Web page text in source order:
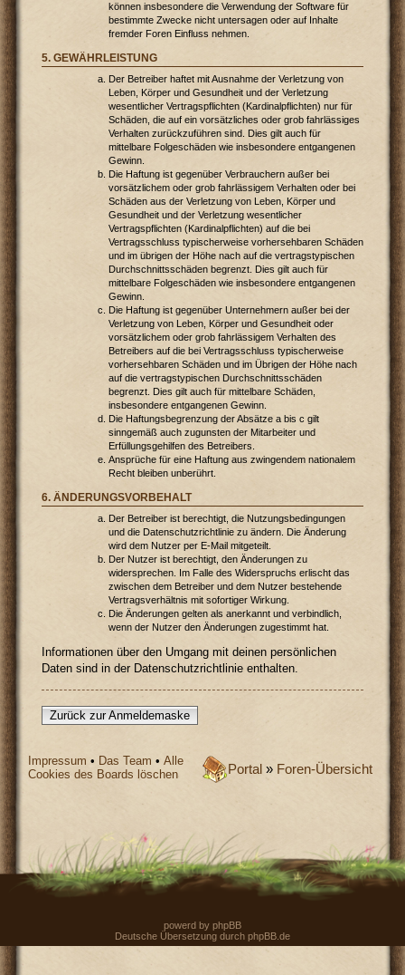
können insbesondere die Verwendung der Software für
bestimmte Zwecke nicht untersagen oder auf Inhalte
fremder Foren Einfluss nehmen.
5. GEWÄHRLEISTUNG
Der Betreiber haftet mit Ausnahme der Verletzung von
Leben, Körper und Gesundheit und der Verletzung
wesentlicher Vertragspflichten (Kardinalpflichten) nur für
Schäden, die auf ein vorsätzliches oder grob fahrlässiges
Verhalten zurückzuführen sind. Dies gilt auch für
mittelbare Folgeschäden wie insbesondere entgangenen
Gewinn.
Die Haftung ist gegenüber Verbrauchern außer bei
vorsätzlichem oder grob fahrlässigem Verhalten oder bei
Schäden aus der Verletzung von Leben, Körper und
Gesundheit und der Verletzung wesentlicher
Vertragspflichten (Kardinalpflichten) auf die bei
Vertragsschluss typischerweise vorhersehbaren Schäden
und im übrigen der Höhe nach auf die vertragstypischen
Durchschnittsschäden begrenzt. Dies gilt auch für
mittelbare Folgeschäden wie insbesondere entgangenen
Gewinn.
Die Haftung ist gegenüber Unternehmern außer bei der
Verletzung von Leben, Körper und Gesundheit oder
vorsätzlichem oder grob fahrlässigem Verhalten des
Betreibers auf die bei Vertragsschluss typischerweise
vorhersehbaren Schäden und im Übrigen der Höhe nach
auf die vertragstypischen Durchschnittsschäden
begrenzt. Dies gilt auch für mittelbare Schäden,
insbesondere entgangenen Gewinn.
Die Haftungsbegrenzung der Absätze a bis c gilt
sinngemäß auch zugunsten der Mitarbeiter und
Erfüllungsgehilfen des Betreibers.
Ansprüche für eine Haftung aus zwingendem nationalem
Recht bleiben unberührt.
6. ÄNDERUNGSVORBEHALT
Der Betreiber ist berechtigt, die Nutzungsbedingungen
und die Datenschutzrichtlinie zu ändern. Die Änderung
wird dem Nutzer per E-Mail mitgeteilt.
Der Nutzer ist berechtigt, den Änderungen zu
widersprechen. Im Falle des Widerspruchs erlischt das
zwischen dem Betreiber und dem Nutzer bestehende
Vertragsverhältnis mit sofortiger Wirkung.
Die Änderungen gelten als anerkannt und verbindlich,
wenn der Nutzer den Änderungen zugestimmt hat.
Informationen über den Umgang mit deinen persönlichen
Daten sind in der Datenschutzrichtlinie enthalten.
Zurück zur Anmeldemaske
Portal » Foren-Übersicht
Impressum • Das Team •Alle
Cookies des Boards löschen
powerd by phpBB
Deutsche Übersetzung durch phpBB.de